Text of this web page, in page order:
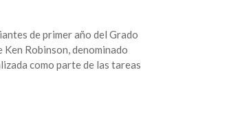
de primer año del Grado
Robinson, denominado
como parte de las tareas